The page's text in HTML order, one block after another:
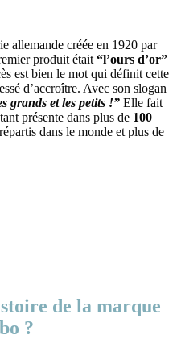
allemande créée en 1920 par
produit était “l’ours d’or”
est bien le mot qui définit cette
d’accroître. Avec son slogan
grands et les petits !” Elle fait
présente dans plus de 100
répartis dans le monde et plus de
de la marque
?